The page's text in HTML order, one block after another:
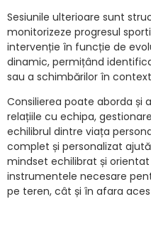
Sesiunile ulterioare sunt
monitorizeze progresul
intervenție în funcție de
dinamic, permițând
sau a schimbărilor în
Consilierea poate aborda și
relațiile cu echipa,
echilibrul dintre viața
complet și personalizat
mindset echilibrat și
instrumentele necesare
pe teren, cât și în afara